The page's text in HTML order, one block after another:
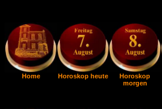
Home Horoskop heute
Horoskop
morgen